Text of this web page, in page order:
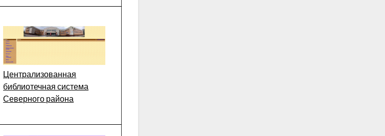
Централизованная
библиотечная система
Северного района